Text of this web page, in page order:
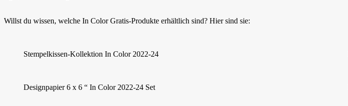
Willst du wissen, welche In Color Gratis-Produkte erhältlich sind? Hier sind sie:
Stempelkissen-Kollektion In Color 2022-24
Designpapier 6 x 6 “ In Color 2022-24 Set